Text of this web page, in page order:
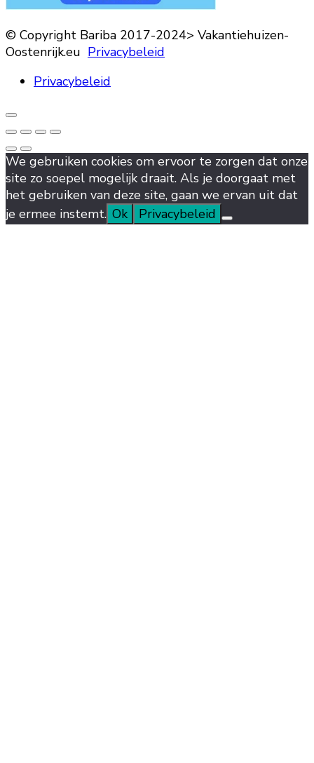
© Copyright Bariba 2017-2024> Vakantiehuizen-
Oostenrijk.eu Privacybeleid
Privacybeleid
We gebruiken cookies om ervoor te zorgen dat onze
site zo soepel mogelijk draait. Als je doorgaat met
het gebruiken van deze site, gaan we ervan uit dat
je ermee instemt. Ok Privacybeleid